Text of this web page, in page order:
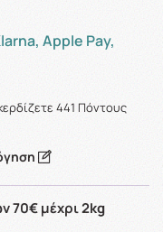
Apple Pay,
441 Πόντους
70€ μέχρι 2kg